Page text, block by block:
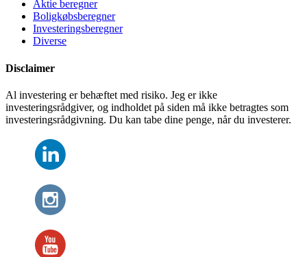
Aktie beregner
Boligkøbsberegner
Investeringsberegner
Diverse
Disclaimer
Al investering er behæftet med risiko. Jeg er ikke
investeringsrådgiver, og indholdet på siden må ikke betragtes som
investeringsrådgivning. Du kan tabe dine penge, når du investerer.